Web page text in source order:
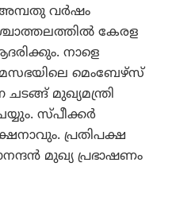
അമ്പതു വര്‍ഷം
കേരള
നാളെ
മെംബേഴ്സ്
മുഖ്യമന്ത്രി
സ്പീക്കര്‍
പ്രതിപക്ഷ
മുഖ്യ പ്രഭാഷണം